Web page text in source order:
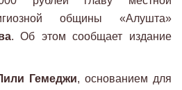
общины «Алушта»
. Об этом сообщает издание
Гемеджи, основанием для